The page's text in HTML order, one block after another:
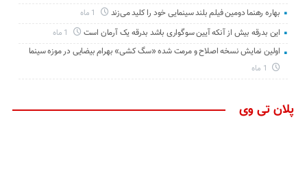
بهاره رهنما دومین فیلم بلند سینمایی خود را کلید می‌زند
این بدرقه بیش از آنکه آیین سوگواری باشد بدرقه یک آرمان است
اولین نمایش نسخه اصلاح و مرمت شده «سگ کشی» بهرام بیضایی در موزه سینما
پلان تی وی